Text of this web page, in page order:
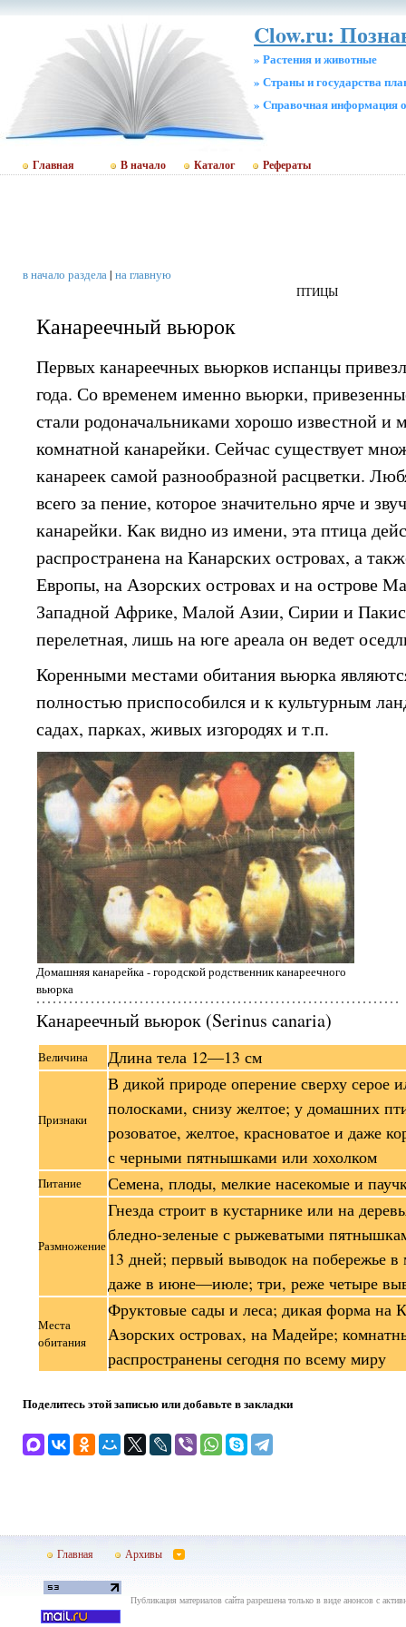
Clow.ru:
» Растения и животные
» Страны и государства
» Cправочная информация
Главная В начало Каталог Рефераты
в начало раздела| на главную
ПТИЦЫ
Канареечный вьюрок
Первых канареечных вьюрков испанцы
года. Со временем именно вьюрки,
стали родоначальниками хорошо известной
комнатной канарейки. Сейчас существует
канареек самой разнообразной расцветки.
всего за пение, которое значительно ярче и
канарейки. Как видно из имени, эта птица
распространена на Канарских островах, а
Европы, на Азорских островах и на острове
Западной Африке, Малой Азии, Сирии и
перелетная, лишь на юге ареала он ведет
Коренными местами обитания вьюрка
полностью приспособился и к культурным
садах, парках, живых изгородях и т.п.
Домашняя канарейка - городской родственник канареечного
вьюрка
Канареечный вьюрок (Serinus canaria)
Величина Длина тела 12—13 см
Признаки
В дикой природе оперение сверху серое
полосками, снизу желтое; у домашних
розоватое, желтое, красноватое и даже
с черными пятнышками или хохолком
Питание Семена, плоды, мелкие насекомые и
Размножение
Гнезда строит в кустарнике или на
бледно-зеленые с рыжеватыми
13 дней; первый выводок на побережье в
даже в июне—июле; три, реже четыре
Места
обитания
Фруктовые сады и леса; дикая форма на
Азорских островах, на Мадейре;
распространены сегодня по всему миру
Поделитесь этой записью или добавьте в закладки
Главная Архивы
Публикация материалов сайта разрешена только в виде анонсов с